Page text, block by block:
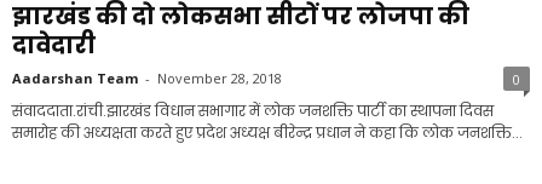
झारखंड की दो लोकसभा सीटों पर लोजपा की
दावेदारी
Aadarshan Team - November 28, 2018 0
संवाददाता.रांची.झारखंड विधान सभागार में लोक जनशक्ति पार्टी का स्थापना दिवस
समारोह की अध्यक्षता करते हुए प्रदेश अध्यक्ष बीरेन्द्र प्रधान ने कहा कि लोक जनशक्ति...